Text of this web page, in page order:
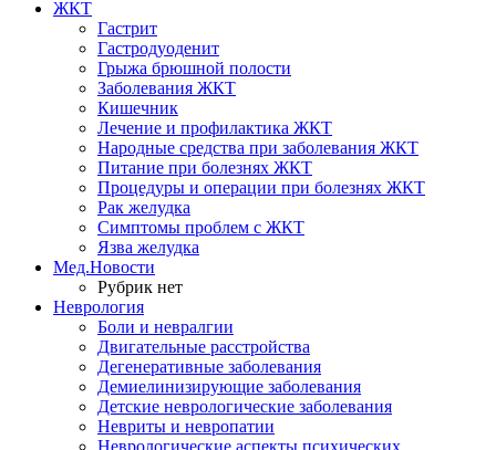
ЖКТ
Гастрит
Гастродуоденит
Грыжа брюшной полости
Заболевания ЖКТ
Кишечник
Лечение и профилактика ЖКТ
Народные средства при заболевания ЖКТ
Питание при болезнях ЖКТ
Процедуры и операции при болезнях ЖКТ
Рак желудка
Симптомы проблем с ЖКТ
Язва желудка
Мед.Новости
Рубрик нет
Неврология
Боли и невралгии
Двигательные расстройства
Дегенеративные заболевания
Демиелинизирующие заболевания
Детские неврологические заболевания
Невриты и невропатии
Неврологические аспекты психических